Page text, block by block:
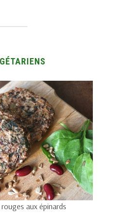
aux épinards